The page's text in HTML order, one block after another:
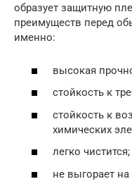
образует защитную
преимуществ перед
именно:
высокая
стойкость к
стойкость к
химических
легко чистится;
не выгорает